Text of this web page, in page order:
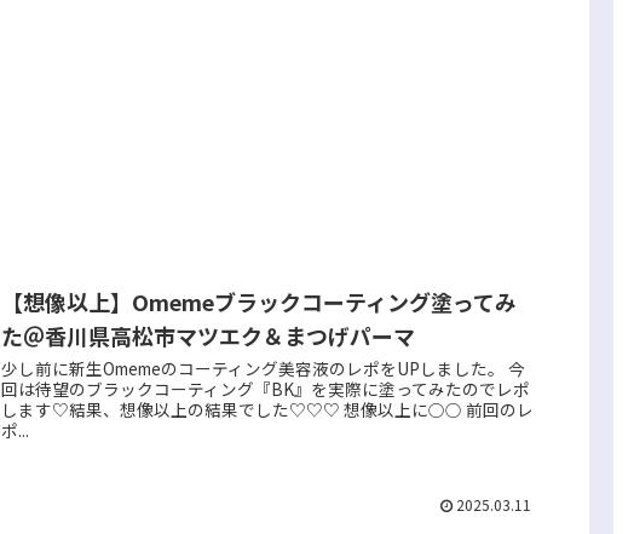
【想像以上】Omemeブラックコーティング塗ってみ
た＠香川県高松市マツエク＆まつげパーマ
少し前に新生Omemeのコーティング美容液のレポをUPしました。 今
回は待望のブラックコーティング『BK』を実際に塗ってみたのでレポ
します♡結果、想像以上の結果でした♡♡♡ 想像以上に○○ 前回のレ
ポ...
2025.03.11